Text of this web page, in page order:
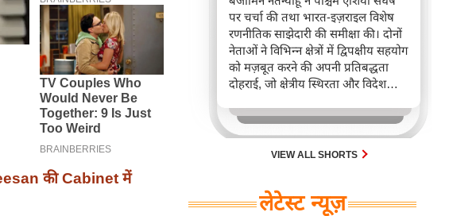
की Cabinet में
पर चर्चा की तथा भारत-इज़राइल विशेष
रणनीतिक साझेदारी की समीक्षा की। दोनों
नेताओं ने विभिन्न क्षेत्रों में द्विपक्षीय सहयोग
को मज़बूत करने की अपनी प्रतिबद्धता
दोहराई, जो क्षेत्रीय स्थिरता और विदेश
करता है।
VIEW ALL SHORTS
लेटेस्ट न्यूज़